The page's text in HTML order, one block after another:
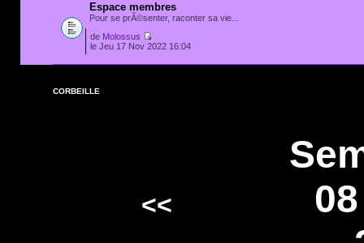
Espace membres
Pour se prÃ©senter, raconter sa vie...
de Molossus
le Jeu 17 Nov 2022 16:04
CORBEILLE
<<